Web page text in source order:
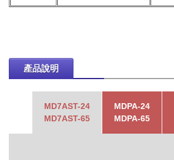
產品說明
MD7AST-24
MD7AST-65
MDPA-24
MDPA-65